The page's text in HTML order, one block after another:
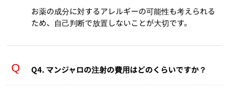
お薬の成分に対するアレルギーの可能性も考えられる
ため、自己判断で放置しないことが大切です。
Q4. マンジャロの注射の費用はどのくらいですか？